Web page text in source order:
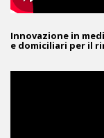
Innovazione in
e domiciliari per il